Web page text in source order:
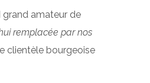
grand amateur de
remplacée par nos
clientèle bourgeoise